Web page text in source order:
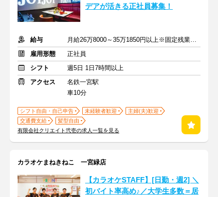
デアが活きる正社員募集！
給与
月給26万8000～35万1850円以上※固定残業代含む
雇用形態
正社員
シフト
週5日 1日7時間以上
アクセス
名鉄一宮駅
車10分
シフト自由・自己申告 未経験者歓迎
主婦(夫)歓迎
交通費支給
髪型自由
有限会社クリエイト弐壱の求人一覧を見る
カラオケまねきねこ 一宮緑店
【カラオケSTAFF】[日勤・週2] ＼
初バイト率高め♪／大学生多数＝居